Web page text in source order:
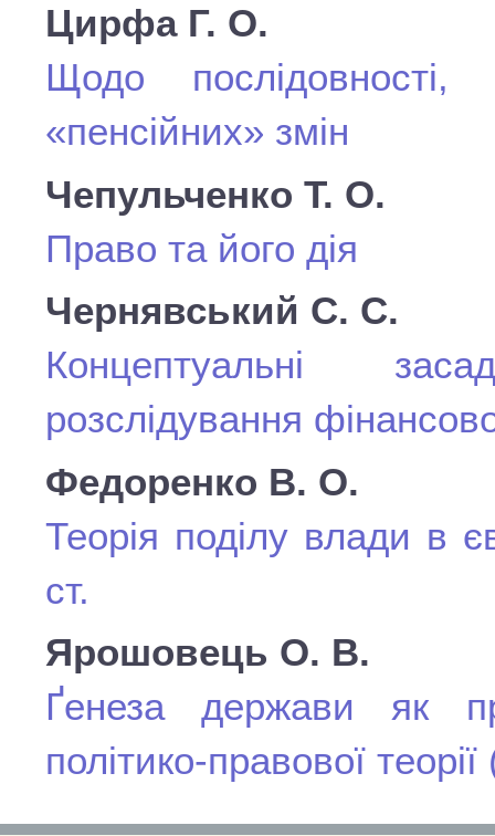
Цирфа Г. О.
Щодо послідовності,
«пенсійних» змін
Чепульченко Т. О.
Право та його дія
Чернявський С. С.
Концептуальні
розслідування
Федоренко В. О.
Теорія поділу влади в
ст.
Ярошовець О. В.
Ґенеза держави як
політико-правової